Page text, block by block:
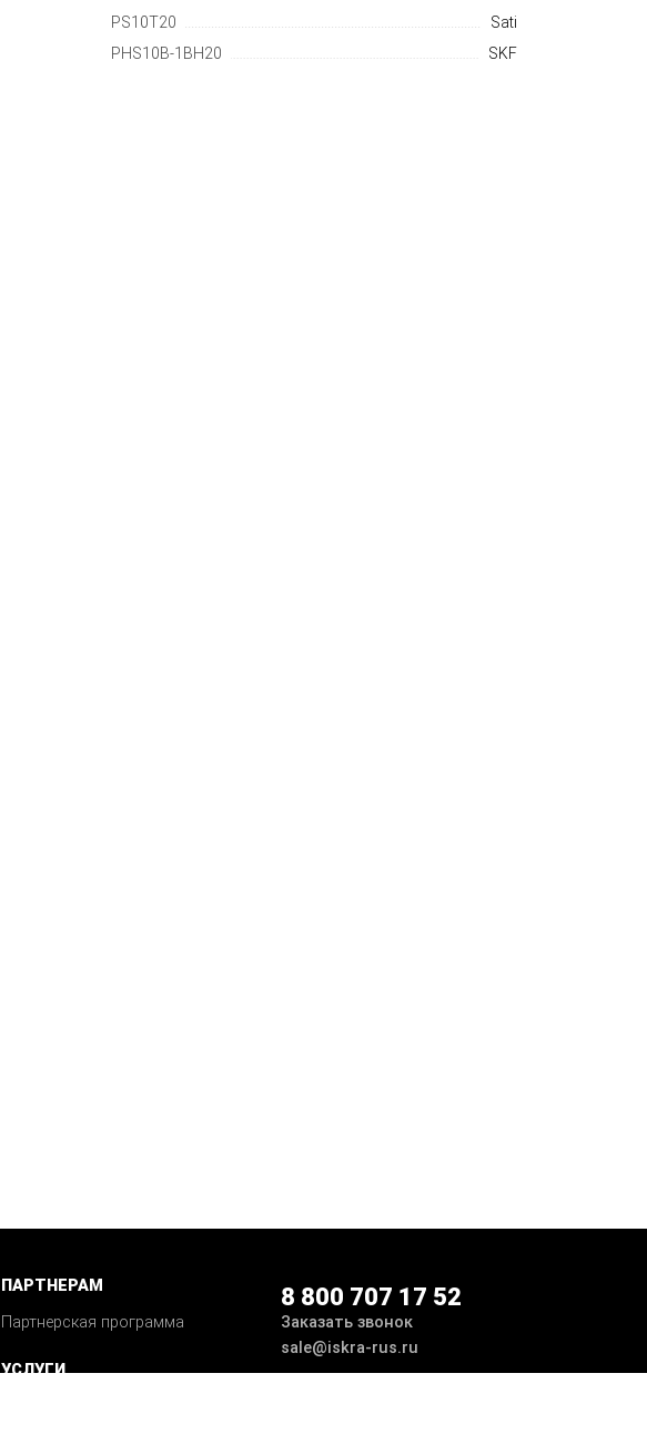
PS10T20
Sati
PHS10B-1BH20
SKF
ПАРТНЕРАМ
Партнерская программа
УСЛУГИ
8 800 707 17 52
Заказать звонок
sale@iskra-rus.ru